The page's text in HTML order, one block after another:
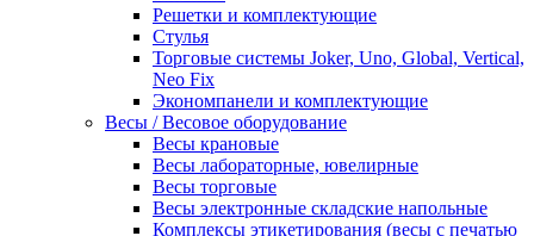
Решетки и комплектующие
Стулья
Торговые системы Joker, Uno, Global, Vertical,
Neo Fix
Экономпанели и комплектующие
Весы / Весовое оборудование
Весы крановые
Весы лабораторные, ювелирные
Весы торговые
Весы электронные складские напольные
Комплексы этикетирования (весы с печатью